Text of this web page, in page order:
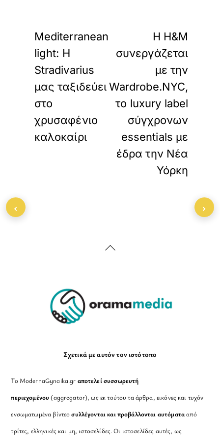
Mediterranean
light: Η
Stradivarius
μας ταξιδεύει
στο
χρυσαφένιο
καλοκαίρι
Η Η&Μ
συνεργάζεται
με την
Wardrobe.NYC,
το luxury label
σύγχρονων
essentials με
έδρα την Νέα
Υόρκη
Back
Σχετικά με αυτόν τον ιστότοπο
Το ModernaGynaika.gr αποτελεί συσσωρευτή
περιεχομένου (aggregator), ως εκ τούτου τα άρθρα, εικόνες και τυχόν
ενσωματωμένα βίντεοσυλλέγονται και προβάλλονται αυτόματααπό
τρίτες, ελληνικές και μη, ιστοσελίδες. Οι ιστοσελίδες αυτές, ως
‹ ›